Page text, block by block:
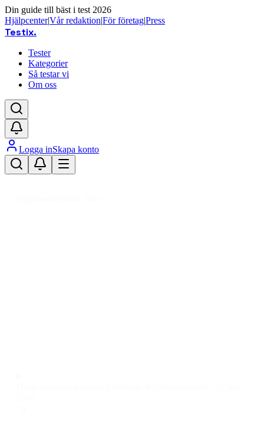
Din guide till bäst i test 2026
Hjälpcenter|Vår redaktion|För företag|Press
Testix.
Tester
Kategorier
Så testar vi
Om oss
Logga inSkapa konto